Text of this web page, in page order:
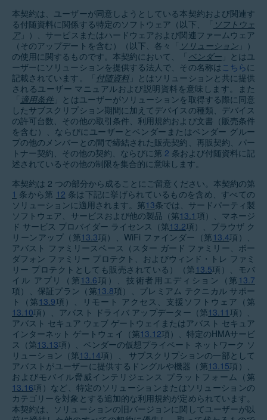
本契約は、ユーザーが同意しようとしている本契約および関連す
る付随資料に関係する特定のソフトウェア（以下、「 ソフトウェ
ア」）、サービスまたはハードウェアおよび関連ファームウェア
（そのアップデートを含む）（以下、各々「 ソリューション」）
の使用に関するものです。本契約において、「 ベンダー」とはユ
ーザーにソリューションを提供する法人で、その名称は こちらに
記載されています。「 付随資料 」とはソリューションと共に提供
されるユーザー マニュアルおよび説明資料を意味します。また
「 適用条件」とはユーザーがソリューションを取得する際に同意
したサブスクリプション期間に加えてデバイスの種類、デバイス
の許可台数、その他の取引条件、利用規約および文書（販売条件
を含む）、ならびにユーザーとベンダーまたはベンダー グルー
プの他のメンバーとの間で締結された販売契約、再販契約、パー
トナー契約、その他の契約、ならびに第 2 条および付随資料に記
述されているその他の制限を集合的に意味します。
本契約は 2 つの部分から成ることにご留意ください。本契約の第
1 条から第 12 条は下記に挙げられているものを含め、すべての
ソリューションに適用されます。第13条では、サードパーティ製
ソフトウェア、サービスおよび他の製品（第13.1 項）、マネージ
ド サービス プロバイダー ライセンス（第13.2項）、ブラウザ ク
リーンアップ（第13.3項）、WiFi ファインダー（第13.4項）、
アバスト ファミリースペース（スター ガード ファミリー、ボー
ダフォン ファミリー プロテクト、およびウィンド・トレ ファミ
リー プロテクトとしても販売されている）（第13.5項）、モバ
イル アプリ（第13.6項）、技術者用エディション（第 13.7
項）、保証プラン（第13.8項）、プレミアム テクニカル サポー
ト（第13.9項）、リモート アクセス、支援ソフトウェア（第
13.10項）、アバスト ドライバ アップデーター（第13.11 項）、
アバスト セキュア ウェブ ゲートウェイまたはアバスト セキュア
インターネット ゲートウェイ（第13.12項）、特定のHMAサービ
ス（第13.13項）、ベンダーの仮想プライベート ネットワーク ソ
リューション（第13.14項）、 サブスクリプションの一部として
アバストがユーザーに提供するドングルや機器（第13.15項）、
およびモバイル脅威インテリジェンス プラットフォーム（第
13.16項）など、特定のソリューションまたはソリューションの
カテゴリーを対象とする追加的な利用規約が定められています。
本契約は、ソリューションの旧バージョンに関してユーザーが以